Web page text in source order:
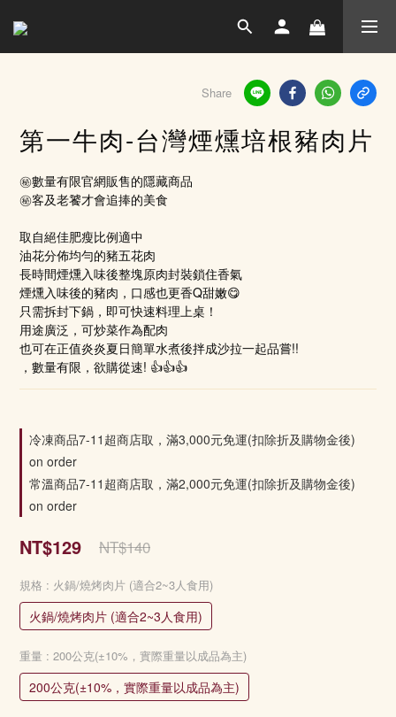
Share
第一牛肉-台灣煙燻培根豬肉片
㊙️數量有限官網販售的隱藏商品
㊙️客及老饕才會追捧的美食
取自絕佳肥瘦比例適中
油花分佈均勻的豬五花肉
長時間煙燻入味後整塊原肉封裝鎖住香氣
煙燻入味後的豬肉，口感也更香Q甜嫩😋
只需拆封下鍋，即可快速料理上桌！
用途廣泛，可炒菜作為配肉
也可在正值炎炎夏日簡單水煮後拌成沙拉一起品嘗!!
，數量有限，欲購從速! 👍👍👍
冷凍商品7-11超商店取，滿3,000元免運(扣除折及購物金後)
on order
常溫商品7-11超商店取，滿2,000元免運(扣除折及購物金後)
on order
NT$129 NT$140
規格 : 火鍋/燒烤肉片 (適合2~3人食用)
火鍋/燒烤肉片 (適合2~3人食用)
重量 : 200公克(±10%，實際重量以成品為主)
200公克(±10%，實際重量以成品為主)